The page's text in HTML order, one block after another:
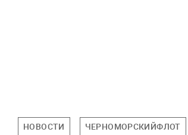
НОВОСТИ ЧЕРНОМОРСКИЙФЛОТ